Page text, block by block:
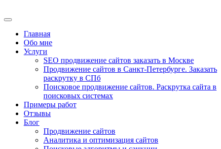
Главная
Обо мне
Услуги
SEO продвижение сайтов заказать в Москве
Продвижение сайтов в Санкт-Петербурге. Заказать
раскрутку в СПб
Поисковое продвижение сайтов. Раскрутка сайта в
поисковых системах
Примеры работ
Отзывы
Блог
Продвижение сайтов
Аналитика и оптимизация сайтов